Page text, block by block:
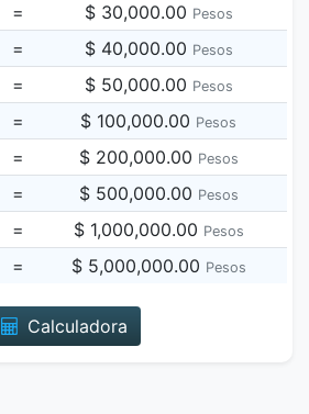
= $ 30,000.00 Pesos
= $ 40,000.00 Pesos
= $ 50,000.00 Pesos
= $ 100,000.00 Pesos
= $ 200,000.00 Pesos
= $ 500,000.00 Pesos
= $ 1,000,000.00 Pesos
= $ 5,000,000.00 Pesos
Calculadora